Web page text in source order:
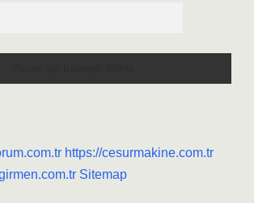
https://cesurmakine.com.tr
Sitemap